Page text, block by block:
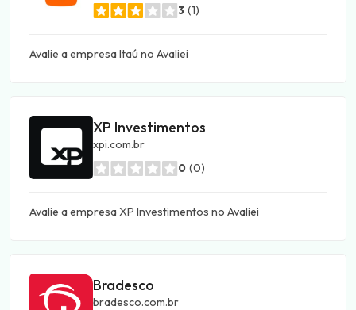
3 (1)
Avalie a empresa Itaú no Avaliei
XP Investimentos
xpi.com.br
0 (0)
Avalie a empresa XP Investimentos no Avaliei
Bradesco
bradesco.com.br